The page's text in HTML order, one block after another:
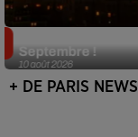
10 août 2026
Septembre !
+ DE PARIS NEWS